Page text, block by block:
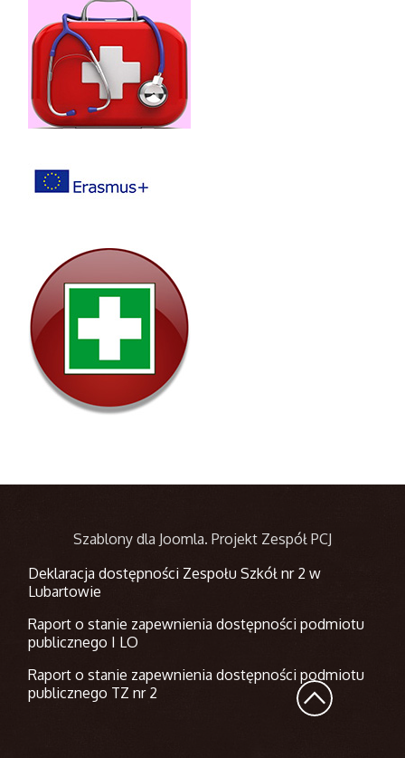
Szablony dla Joomla. Projekt Zespół PCJ
Deklaracja dostępności Zespołu Szkół nr 2 w
Lubartowie
Raport o stanie zapewnienia dostępności podmiotu
publicznego I LO
Raport o stanie zapewnienia dostępności podmiotu
publicznego TZ nr 2